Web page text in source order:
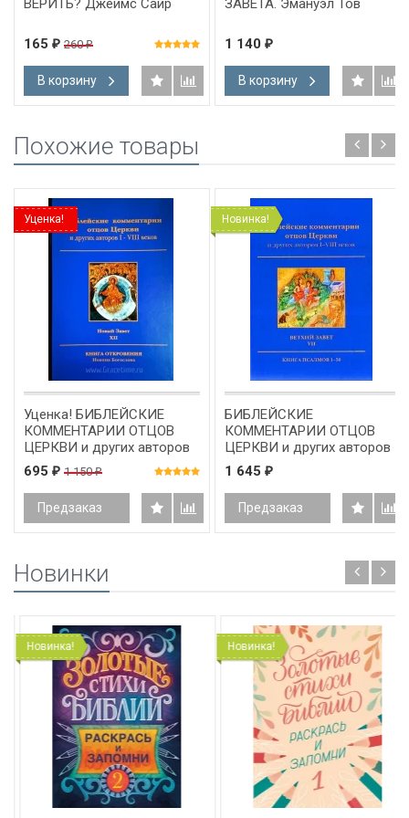
ВЕРИТЬ? Джеймс Сайр
165 ₽ 260₽
В корзину
ЗАВЕТА. Эмануэл Тов
1 140 ₽
В корзину
Похожие товары
Уценка!
Уценка! БИБЛЕЙСКИЕ
КОММЕНТАРИИ ОТЦОВ
ЦЕРКВИ и других авторов
I-VIII веков. Новый Завет.
Том 12. Откровение Иоанна
695 ₽ 1 150₽
Предзаказ
Новинка!
БИБЛЕЙСКИЕ
КОММЕНТАРИИ ОТЦОВ
ЦЕРКВИ и других авторов
I-VIII веков. Ветхий Завет.
Том 7. Книга Псалмов 1-50
1 645 ₽
Предзаказ
Новинки
Новинка! Новинка!